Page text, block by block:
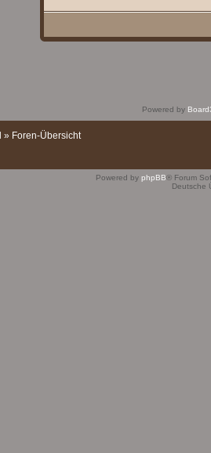
Powered by
» Foren-Übersicht
Powered by phpBB® Forum
Deutsche